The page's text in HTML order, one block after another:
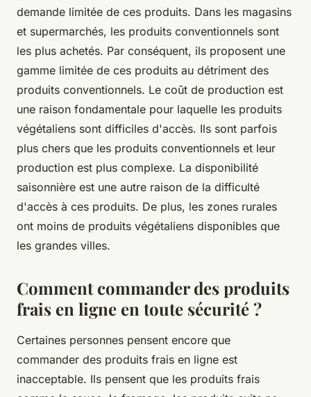
demande limitée de ces produits. Dans les magasins
et supermarchés, les produits conventionnels sont
les plus achetés. Par conséquent, ils proposent une
gamme limitée de ces produits au détriment des
produits conventionnels. Le coût de production est
une raison fondamentale pour laquelle les produits
végétaliens sont difficiles d'accès. Ils sont parfois
plus chers que les produits conventionnels et leur
production est plus complexe. La disponibilité
saisonnière est une autre raison de la difficulté
d'accès à ces produits. De plus, les zones rurales
ont moins de produits végétaliens disponibles que
les grandes villes.
Comment commander des produits
frais en ligne en toute sécurité ?
Certaines personnes pensent encore que
commander des produits frais en ligne est
inacceptable. Ils pensent que les produits frais